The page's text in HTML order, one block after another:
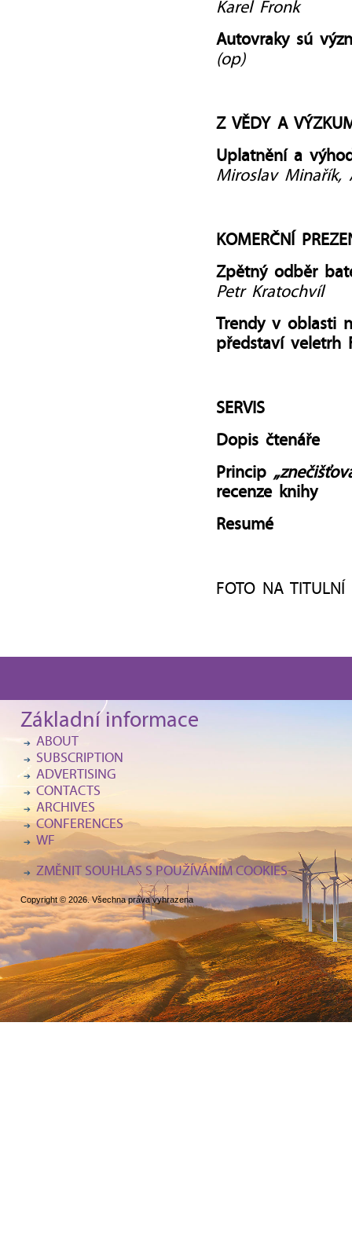
Karel Fronk
Autovraky sú
(op)
Z VĚDY A
Uplatnění a
Miroslav Minařík,
KOMERČNÍ
Zpětný odběr
Petr Kratochvíl
Trendy v oblasti
představí veletrh
SERVIS
Dopis čtenáře
Princip
recenze knihy
Resumé
FOTO NA TITULNÍ
Základní informace
ABOUT
SUBSCRIPTION
ADVERTISING
CONTACTS
ARCHIVES
CONFERENCES
WF
ZMĚNIT SOUHLAS S POUŽÍVÁNÍM COOKIES
Copyright © 2026. Všechna práva vyhrazena